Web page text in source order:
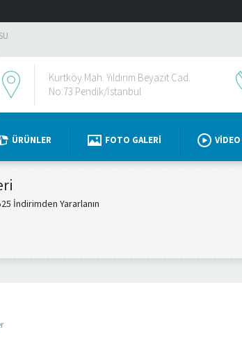
Kurtköy Mah. Yıldırım Beyazıt Cad.
No:73 Pendik/İstanbul
ÜRÜNLER FOTO GALERI
İndirimden Yararlanın